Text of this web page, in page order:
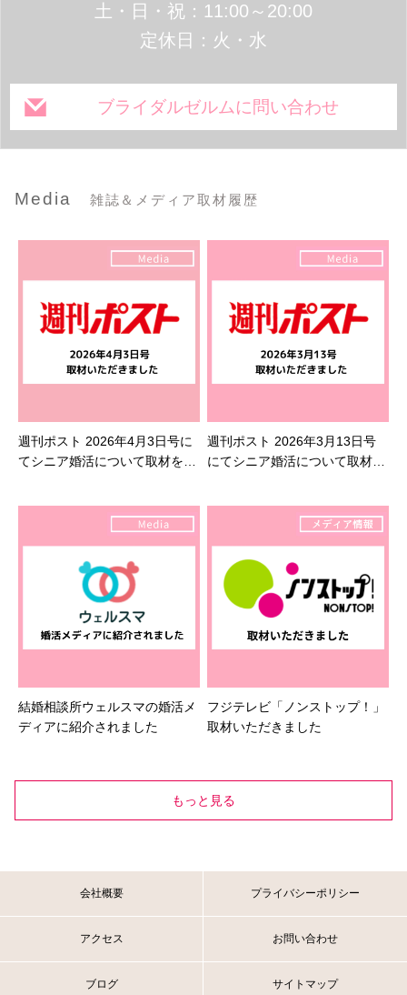
土・日・祝：11:00～20:00
定休日：火・水
ブライダルゼルムに問い合わせ
Media 雑誌＆メディア取材履歴
週刊ポスト 2026年4月3日号に
てシニア婚活について取材を受
週刊ポスト 2026年3月13日号
にてシニア婚活について取材を
結婚相談所ウェルスマの婚活メ
ディアに紹介されました
フジテレビ「ノンストップ！」
取材いただきました
もっと見る
会社概要 プライバシーポリシー
アクセス お問い合わせ
ブログ サイトマップ